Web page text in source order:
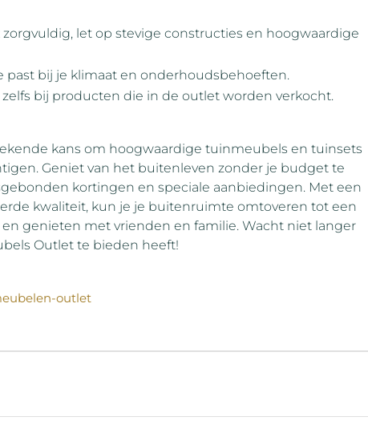
let op stevige constructies en hoogwaardige
past bij je klimaat en onderhoudsbehoeften.
bij producten die in de outlet worden verkocht.
kans om hoogwaardige tuinmeubels en tuinsets
Geniet van het buitenleven zonder je budget te
kortingen en speciale aanbiedingen. Met een
kwaliteit, kun je je buitenruimte omtoveren tot een
genieten met vrienden en familie. Wacht niet langer
Outlet te bieden heeft!
outlet